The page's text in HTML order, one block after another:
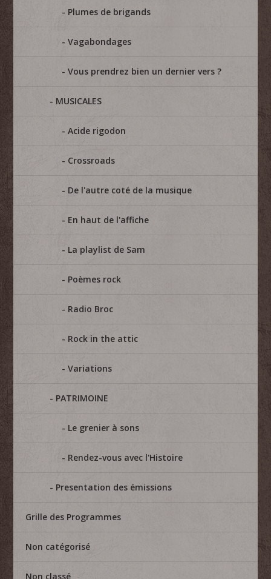
Plumes de brigands
Vagabondages
Vous prendrez bien un dernier vers ?
MUSICALES
Acide rigodon
Crossroads
De l'autre coté de la musique
En haut de l'affiche
La playlist de Sam
Poèmes rock
Radio Broc
Rock in the attic
Variations
PATRIMOINE
Le grenier à sons
Rendez-vous avec l'Histoire
Presentation des émissions
Grille des Programmes
Non catégorisé
Non classé